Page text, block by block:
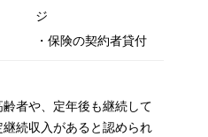
ジ
・保険の契約者貸付
者や、定年後も継続して
続収入があると認められ